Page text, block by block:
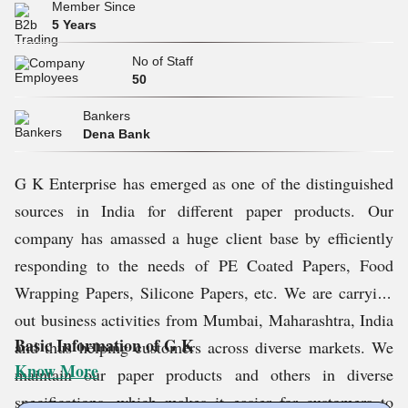
Member Since
5 Years
No of Staff
50
Bankers
Dena Bank
G K Enterprise has emerged as one of the distinguished
sources in India for different paper products. Our
company has amassed a huge client base by efficiently
responding to the needs of PE Coated Papers, Food
Wrapping Papers, Silicone Papers, etc. We are carrying
out business activities from Mumbai, Maharashtra, India
and thus helping customers across diverse markets. We
maintain our paper products and others in diverse
specifications, which makes it easier for customers to
Basic Information ofG K
Know More